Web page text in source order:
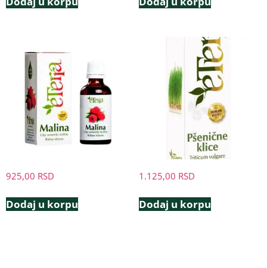
925,00 RSD
Dodaj u korpu
1.125,00 RSD
Dodaj u korpu